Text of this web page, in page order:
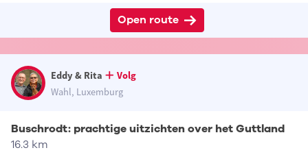
Open route
Eddy & Rita
Volg
Wahl, Luxemburg
Buschrodt: prachtige uitzichten over het Guttland
16.3 km